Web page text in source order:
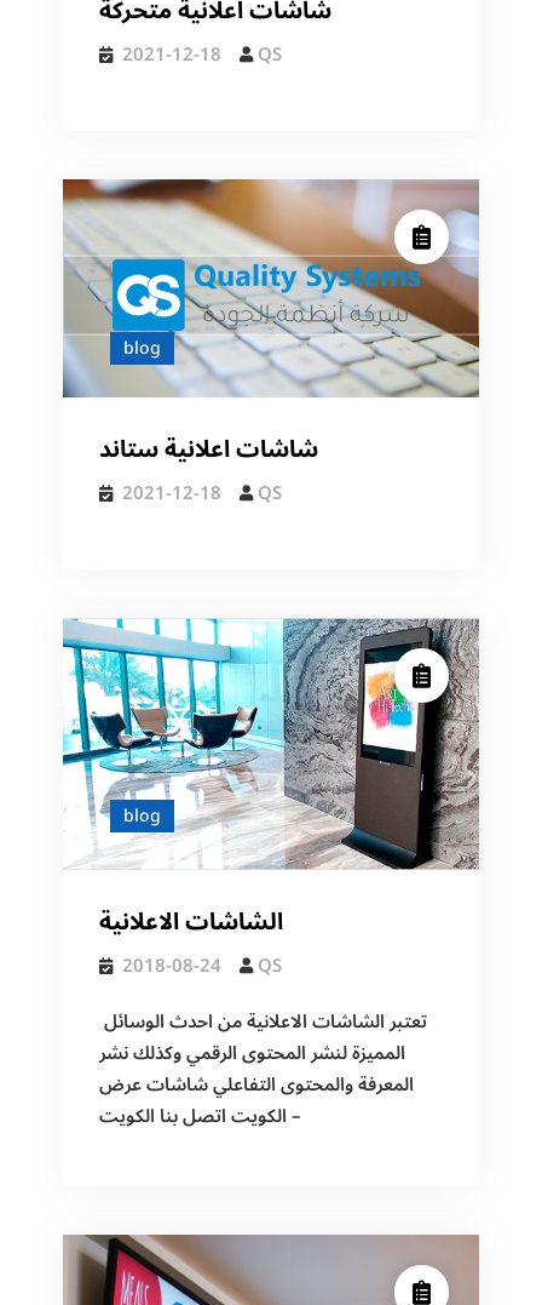
شاشات اعلانية متحركة
2021-12-18 QS
blog
شاشات اعلانية ستاند
2021-12-18 QS
blog
الشاشات الاعلانية
2018-08-24
QS
المميزة لنشر المحتوى الرقمي وكذلك نشر
المعرفة والمحتوى التفاعلي شاشات عرض
الكويت اتصل بنا الكويت –